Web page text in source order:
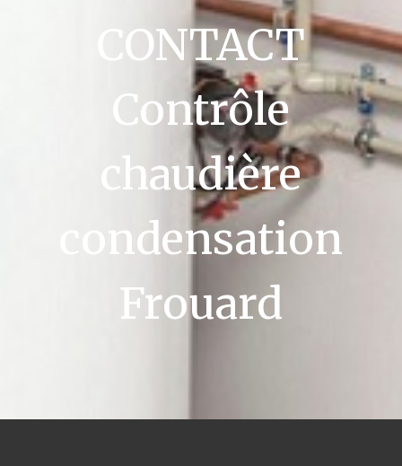
CONTACT
Contrôle
chaudière
condensation
Frouard